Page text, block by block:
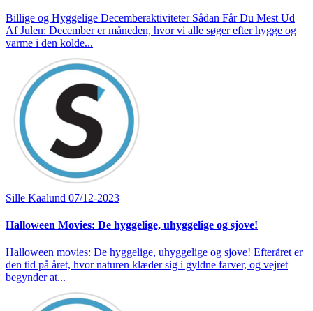
Billige og Hyggelige Decemberaktiviteter Sådan Får Du Mest Ud
Af Julen: December er måneden, hvor vi alle søger efter hygge og
varme i den kolde...
Sille Kaalund 07/12-2023
Halloween Movies: De hyggelige, uhyggelige og sjove!
Halloween movies: De hyggelige, uhyggelige og sjove! Efteråret er
den tid på året, hvor naturen klæder sig i gyldne farver, og vejret
begynder at...